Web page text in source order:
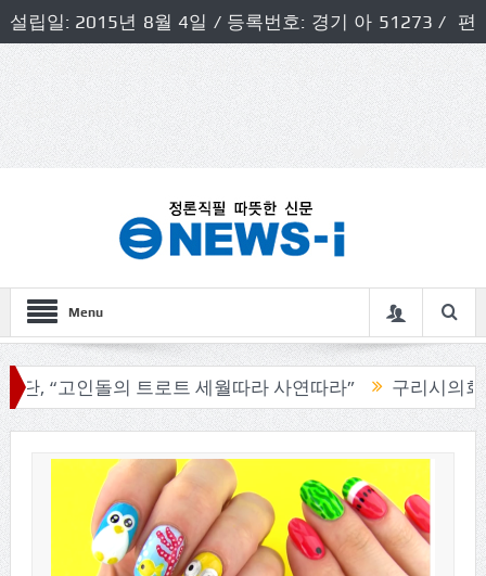
설립일: 2015년 8월 4일 / 등록번호: 경기 아 51273 / 편
집인 및 발행인: 허득천 / 개인정보책임자 및 청소년보호호
책임자: 최상규
Menu
인돌의 트로트 세월따라 사연따라” 구리시의회, 기관단